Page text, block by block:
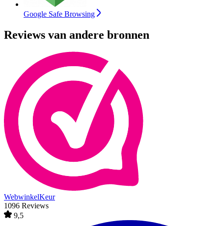
Google Safe Browsing
Reviews van andere bronnen
WebwinkelKeur
1096 Reviews
9,5